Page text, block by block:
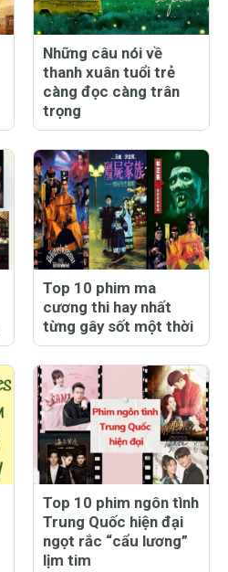
Những câu nói về
thanh xuân tuổi trẻ
càng đọc càng trân
trọng
Top 10 phim ma
cương thi hay nhất
từng gây sốt một thời
Top 10 phim ngôn tình
Trung Quốc hiện đại
ngọt rắc “cẩu lương”
lịm tim